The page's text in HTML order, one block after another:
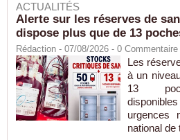
ACTUALITÉS
Alerte sur les réserves de
dispose plus que de 13
Rédaction - 07/08/2026 - 0 Commentaire
Les
à un
13
national de